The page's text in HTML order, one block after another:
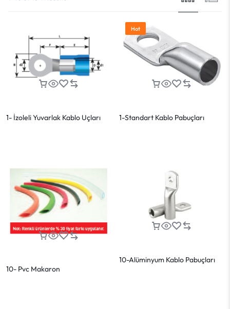
1- İzoleli Yuvarlak Kablo Uçları
Hot
1-Standart Kablo Pabuçları
10- Pvc Makaron
10-Alüminyum Kablo Pabuçları